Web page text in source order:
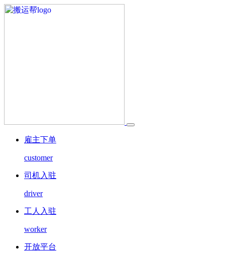
雇主下单
customer
司机入驻
driver
工人入驻
worker
开放平台